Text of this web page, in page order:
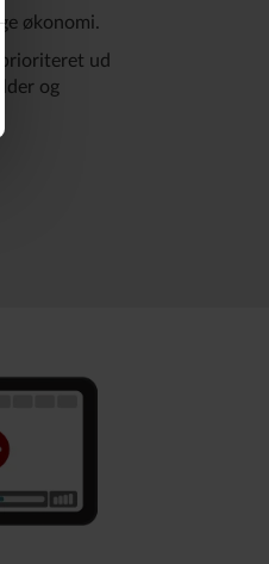
økonomi.
ud
og